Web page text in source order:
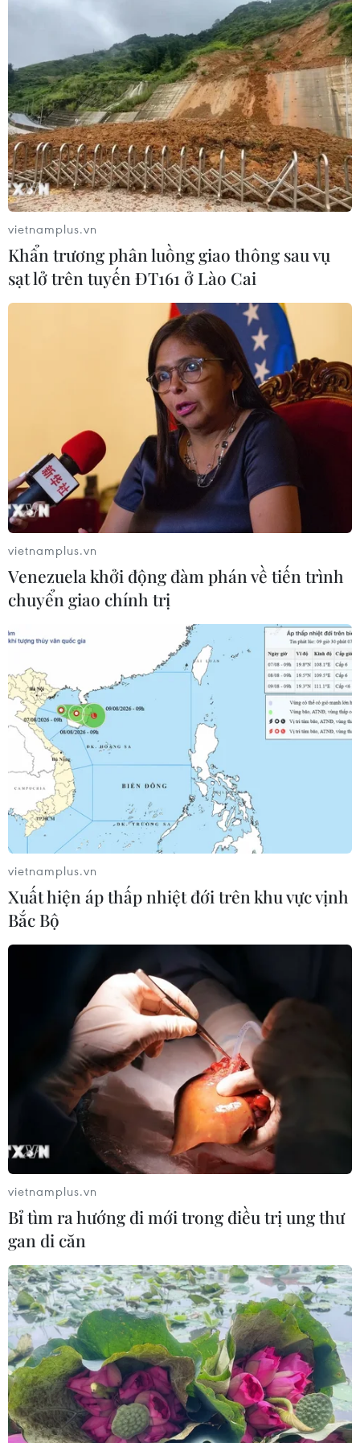
vietnamplus.vn
Khẩn trương phân luồng giao thông sau vụ
sạt lở trên tuyến ĐT161 ở Lào Cai
vietnamplus.vn
Venezuela khởi động đàm phán về tiến trình
chuyển giao chính trị
vietnamplus.vn
Xuất hiện áp thấp nhiệt đới trên khu vực vịnh
Bắc Bộ
vietnamplus.vn
Bỉ tìm ra hướng đi mới trong điều trị ung thư
gan di căn